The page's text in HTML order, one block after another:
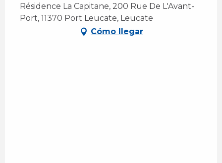
Résidence La Capitane, 200 Rue De L'Avant-
Port, 11370 Port Leucate, Leucate
Cómo llegar